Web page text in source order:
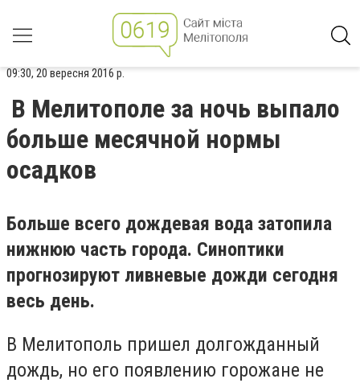
09:30, 20 вересня 2016 р.
В Мелитополе за ночь выпало
больше месячной нормы
осадков
Больше всего дождевая вода затопила
нижнюю часть города. Синоптики
прогнозируют ливневые дожди сегодня
весь день.
В Мелитополь пришел долгожданный
дождь, но его появлению горожане не